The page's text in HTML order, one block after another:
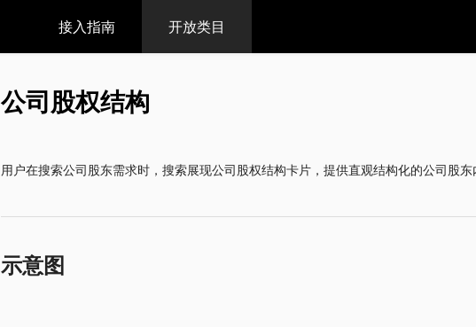
接入指南 开放类目
公司股权结构
用户在搜索公司股东需求时，搜索展现公司股权结构卡片，提供直观结构化的公司股
示意图